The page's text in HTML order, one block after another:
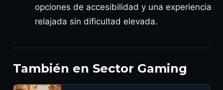
opciones de accesibilidad y una experiencia
relajada sin dificultad elevada.
También en Sector Gaming